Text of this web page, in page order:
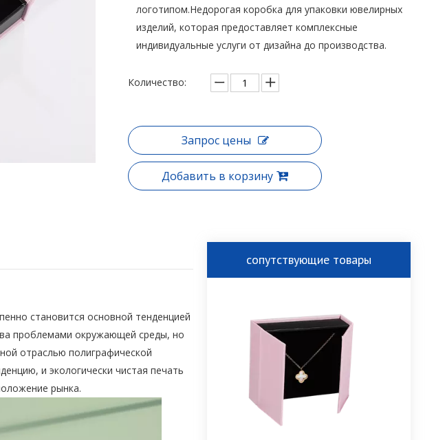
логотипом.Недорогая коробка для упаковки ювелирных
изделий, которая предоставляет комплексные
индивидуальные услуги от дизайна до производства.
Количество:
Запрос цены
Добавить в корзину
становится основной тенденцией
проблемами окружающей среды, но
отраслью полиграфической
и экологически чистая печать
рынка.
сопутствующие товары